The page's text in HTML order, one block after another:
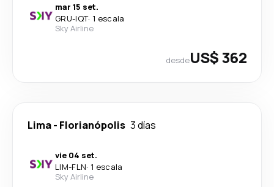
mar 15 set.
GRU-IQT· 1 escala
Sky Airline
desdeUS$ 362
Lima- Florianópolis 3 días
vie 04 set.
LIM-FLN· 1 escala
Sky Airline